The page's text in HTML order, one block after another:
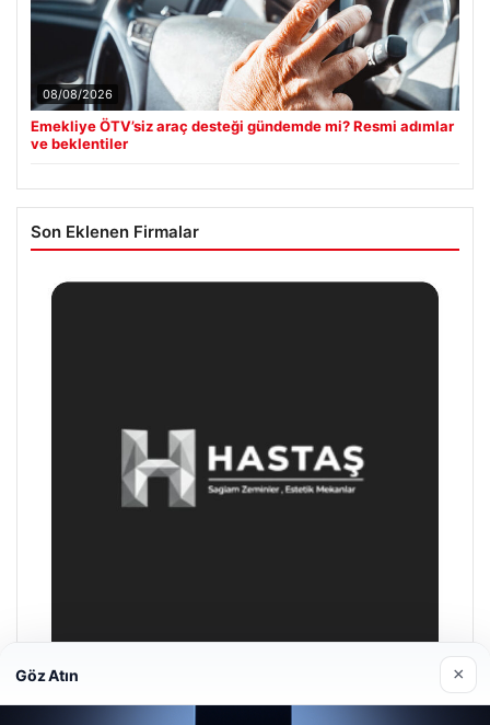
08/08/2026
Emekliye ÖTV’siz araç desteği gündemde mi? Resmi adımlar
ve beklentiler
Son Eklenen Firmalar
Hastaş Beton
Göz Atın ×